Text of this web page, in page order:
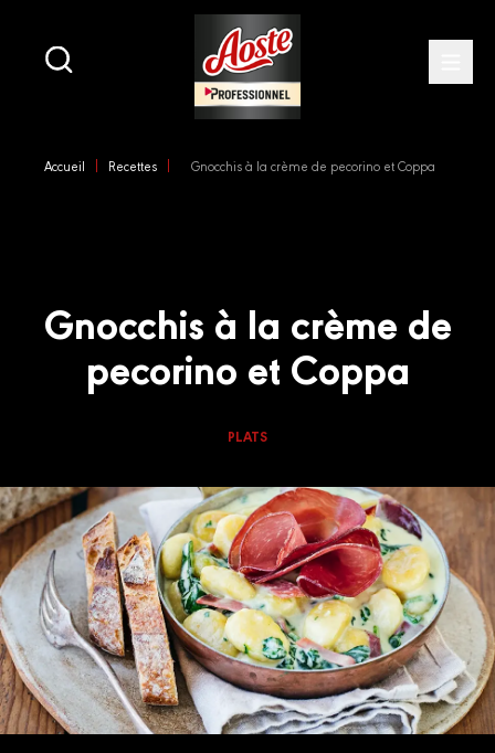
Accueil Recettes Gnocchis à la crème de pecorino et Coppa
Gnocchis à la crème de
pecorino et Coppa
PLATS